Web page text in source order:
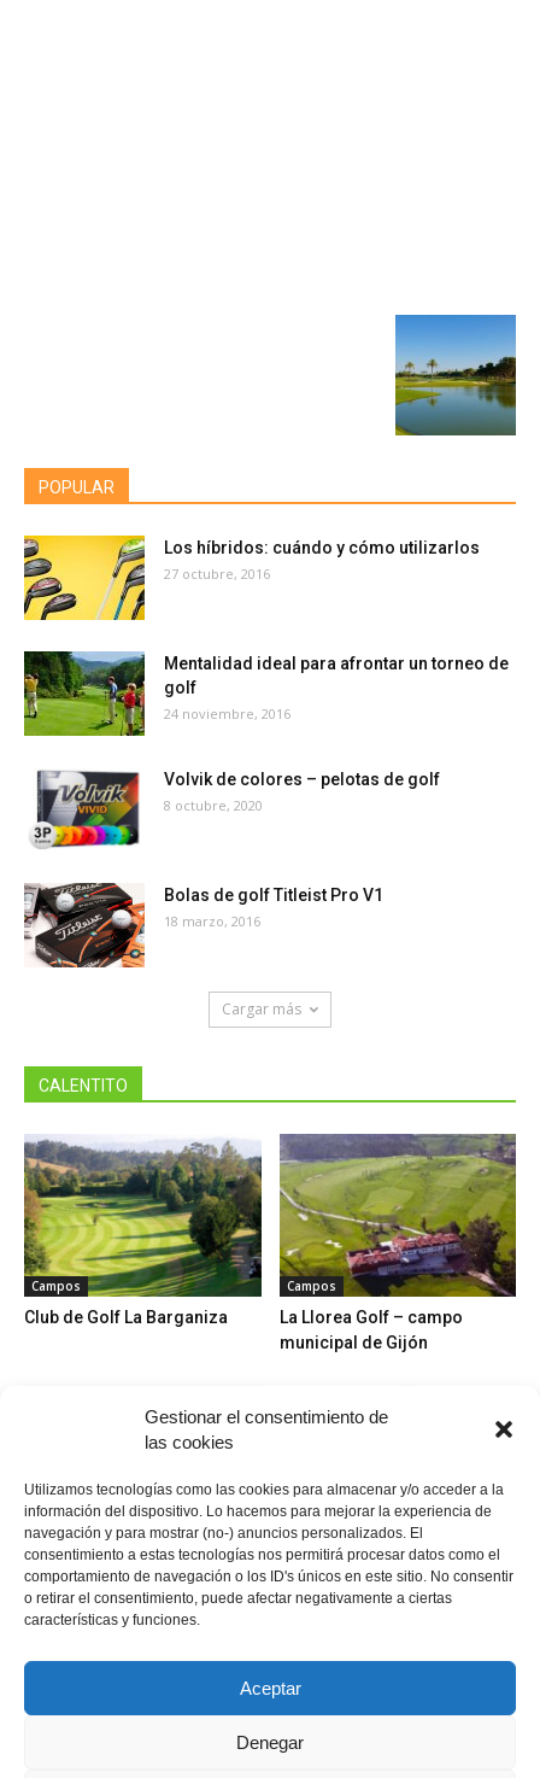
Gestionar el consentimiento de
las cookies
Utilizamos tecnologías como las cookies para almacenar y/o acceder a la
información del dispositivo. Lo hacemos para mejorar la experiencia de
navegación y para mostrar (no-) anuncios personalizados. El
consentimiento a estas tecnologías nos permitirá procesar datos como el
comportamiento de navegación o los ID's únicos en este sitio. No consentir
o retirar el consentimiento, puede afectar negativamente a ciertas
características y funciones.
Aceptar
Denegar
POPULAR
Los híbridos: cuándo y cómo utilizarlos
27 octubre, 2016
Mentalidad ideal para afrontar un torneo de
golf
24 noviembre, 2016
Volvik de colores – pelotas de golf
8 octubre, 2020
Bolas de golf Titleist Pro V1
18 marzo, 2016
Cargar más
CALENTITO
Campos
Club de Golf La Barganiza
Campos
La Llorea Golf – campo
municipal de Gijón
Campos
Campo de golf Calanova Golf
Club (La Cala de Mijas)
Campos
Larrabea Golf Club
Política de cookies